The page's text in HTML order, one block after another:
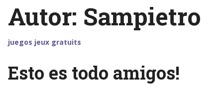
Autor: Sampietro
juegos jeux gratuits
Esto es todo amigos!